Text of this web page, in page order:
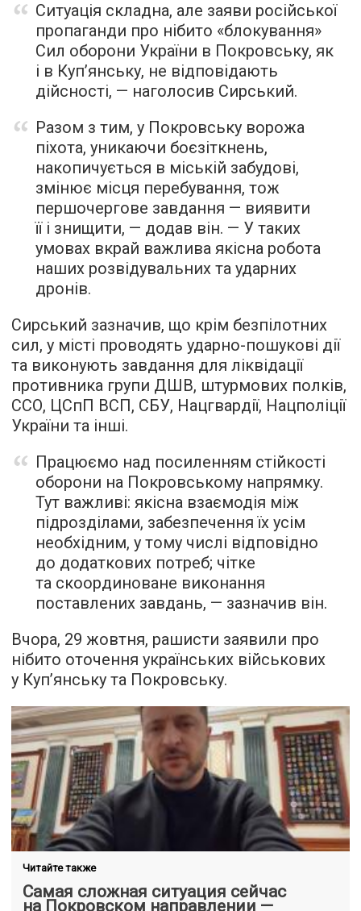
Ситуація складна, але заяви російської
пропаганди про нібито «блокування»
Сил оборони України в Покровську, як
і в Куп’янську, не відповідають
дійсності, — наголосив Сирський.
Разом з тим, у Покровську ворожа
піхота, уникаючи боєзіткнень,
накопичується в міській забудові,
змінює місця перебування, тож
першочергове завдання — виявити
її і знищити, — додав він. — У таких
умовах вкрай важлива якісна робота
наших розвідувальних та ударних
дронів.
Сирський зазначив, що крім безпілотних
сил, у місті проводять ударно-пошукові дії
та виконують завдання для ліквідації
противника групи ДШВ, штурмових полків,
ССО, ЦСпП ВСП, СБУ, Нацгвардії, Нацполіції
України та інші.
Працюємо над посиленням стійкості
оборони на Покровському напрямку.
Тут важливі: якісна взаємодія між
підрозділами, забезпечення їх усім
необхідним, у тому числі відповідно
до додаткових потреб; чітке
та скоординоване виконання
поставлених завдань, — зазначив він.
Вчора, 29 жовтня, рашисти заявили про
нібито оточення українських військових
у Куп’янську та Покровську.
Читайте также
Самая сложная ситуация сейчас
на Покровском направлении —